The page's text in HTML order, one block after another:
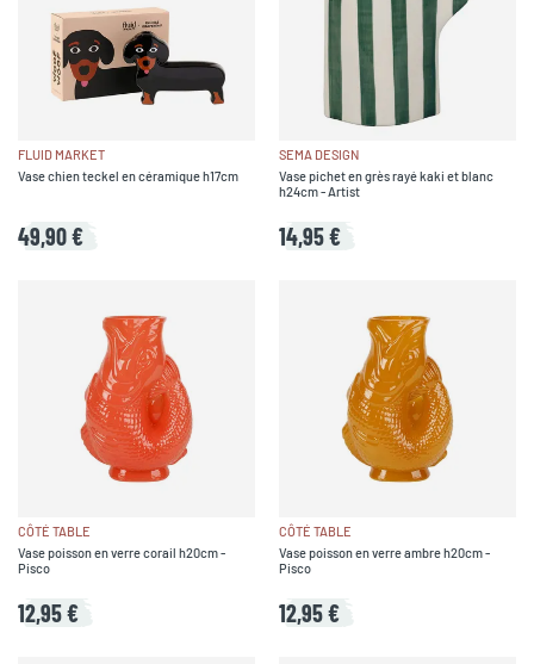
FLUID MARKET
Vase chien teckel en céramique h17cm
49,90 €
SEMA DESIGN
Vase pichet en grès rayé kaki et blanc
h24cm - Artist
14,95 €
CÔTÉ TABLE
Vase poisson en verre corail h20cm -
Pisco
12,95 €
CÔTÉ TABLE
Vase poisson en verre ambre h20cm -
Pisco
12,95 €